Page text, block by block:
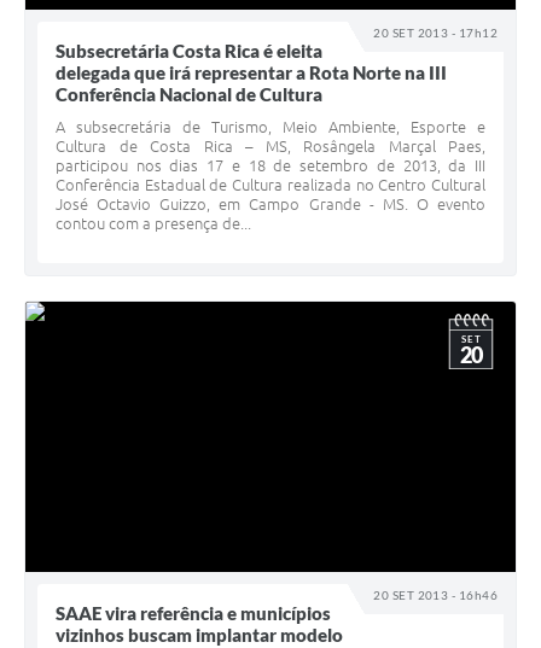
20 SET 2013 - 17h12
Subsecretária Costa Rica é eleita
delegada que irá representar a Rota Norte na III
Conferência Nacional de Cultura
A subsecretária de Turismo, Meio Ambiente, Esporte e
Cultura de Costa Rica – MS, Rosângela Marçal Paes,
participou nos dias 17 e 18 de setembro de 2013, da III
Conferência Estadual de Cultura realizada no Centro Cultural
José Octavio Guizzo, em Campo Grande - MS. O evento
contou com a presença de...
20 SET 2013 - 16h46
SET
20
SAAE vira referência e municípios
vizinhos buscam implantar modelo